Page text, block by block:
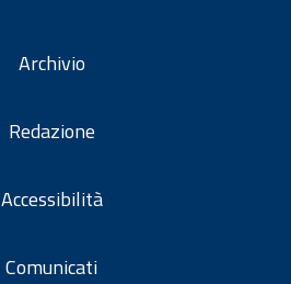
Archivio
Redazione
Accessibilità
Comunicati